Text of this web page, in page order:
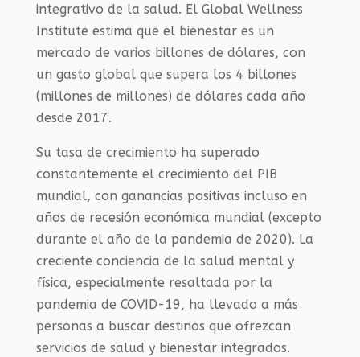
integrativo de la salud. El Global Wellness
Institute estima que el bienestar es un
mercado de varios billones de dólares, con
un gasto global que supera los 4 billones
(millones de millones) de dólares cada año
desde 2017.
Su tasa de crecimiento ha superado
constantemente el crecimiento del PIB
mundial, con ganancias positivas incluso en
años de recesión económica mundial (excepto
durante el año de la pandemia de 2020). La
creciente conciencia de la salud mental y
física, especialmente resaltada por la
pandemia de COVID-19, ha llevado a más
personas a buscar destinos que ofrezcan
servicios de salud y bienestar integrados.